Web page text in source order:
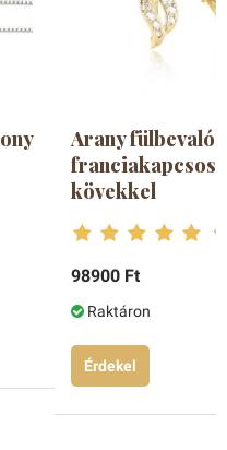
Arany fülbevaló
franciakapcsos
kövekkel
98900 Ft
Raktáron
Érdekel